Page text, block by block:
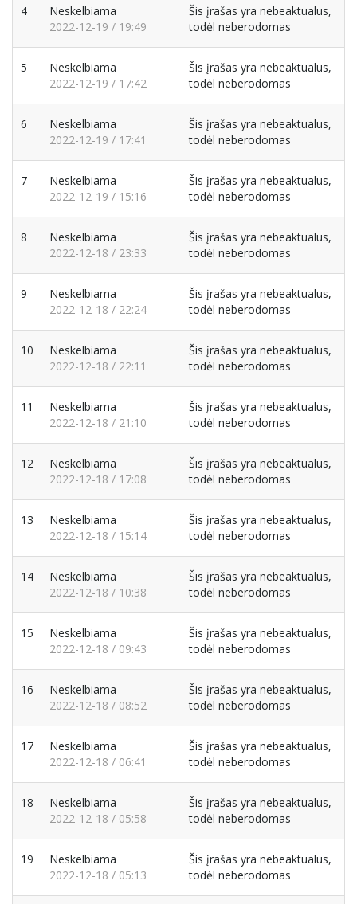
4
Neskelbiama
2022-12-19 / 19:49
Šis įrašas yra nebeaktualus,
todėl neberodomas
5
Neskelbiama
2022-12-19 / 17:42
Šis įrašas yra nebeaktualus,
todėl neberodomas
6
Neskelbiama
2022-12-19 / 17:41
Šis įrašas yra nebeaktualus,
todėl neberodomas
7
Neskelbiama
2022-12-19 / 15:16
Šis įrašas yra nebeaktualus,
todėl neberodomas
8
Neskelbiama
2022-12-18 / 23:33
Šis įrašas yra nebeaktualus,
todėl neberodomas
9
Neskelbiama
2022-12-18 / 22:24
Šis įrašas yra nebeaktualus,
todėl neberodomas
10
Neskelbiama
2022-12-18 / 22:11
Šis įrašas yra nebeaktualus,
todėl neberodomas
11
Neskelbiama
2022-12-18 / 21:10
Šis įrašas yra nebeaktualus,
todėl neberodomas
12
Neskelbiama
2022-12-18 / 17:08
Šis įrašas yra nebeaktualus,
todėl neberodomas
13
Neskelbiama
2022-12-18 / 15:14
Šis įrašas yra nebeaktualus,
todėl neberodomas
14
Neskelbiama
2022-12-18 / 10:38
Šis įrašas yra nebeaktualus,
todėl neberodomas
15
Neskelbiama
2022-12-18 / 09:43
Šis įrašas yra nebeaktualus,
todėl neberodomas
16
Neskelbiama
2022-12-18 / 08:52
Šis įrašas yra nebeaktualus,
todėl neberodomas
17
Neskelbiama
2022-12-18 / 06:41
Šis įrašas yra nebeaktualus,
todėl neberodomas
18
Neskelbiama
2022-12-18 / 05:58
Šis įrašas yra nebeaktualus,
todėl neberodomas
19
Neskelbiama
2022-12-18 / 05:13
Šis įrašas yra nebeaktualus,
todėl neberodomas